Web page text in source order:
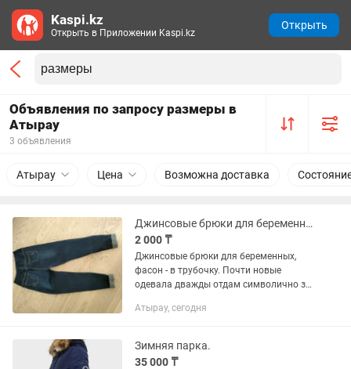
Объявления по запросу размеры в
Атырау
3 объявления
Атырау Цена Возможна доставка
Джинсовые брюки для беременных
2 000 ₸
Джинсовые брюки для беременных,
фасон - в трубочку. Почти новые
одевала дважды отдам символично за
Атырау, сегодня
Зимняя парка.
35 000 ₸
Kaspi.kz
Открыть в Приложении Kaspi.kz
Открыть